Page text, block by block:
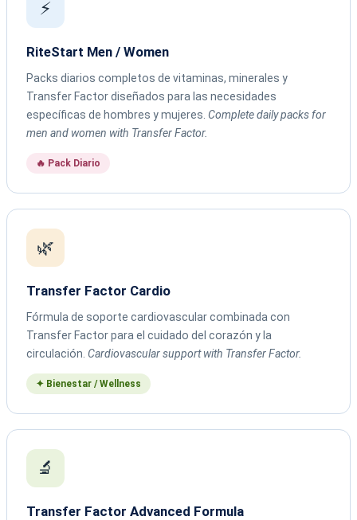
⚡
RiteStart Men / Women
Packs diarios completos de vitaminas, minerales y
Transfer Factor diseñados para las necesidades
específicas de hombres y mujeres. Complete daily packs for
men and women with Transfer Factor.
🔥 Pack Diario
🌿
Transfer Factor Cardio
Fórmula de soporte cardiovascular combinada con
Transfer Factor para el cuidado del corazón y la
circulación. Cardiovascular support with Transfer Factor.
✦ Bienestar / Wellness
🔬
Transfer Factor Advanced Formula